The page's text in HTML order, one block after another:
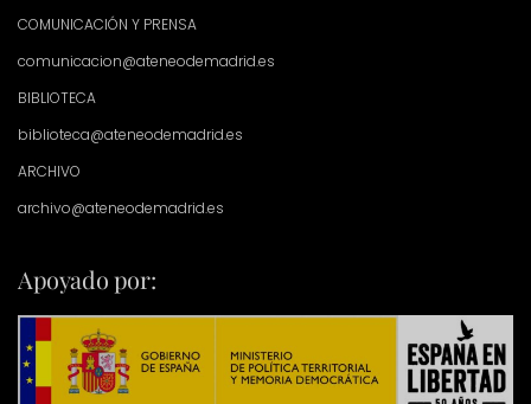
COMUNICACIÓN Y PRENSA
comunicacion@ateneodemadrid.es
BIBLIOTECA
biblioteca@ateneodemadrid.es
ARCHIVO
archivo@ateneodemadrid.es
Apoyado por: